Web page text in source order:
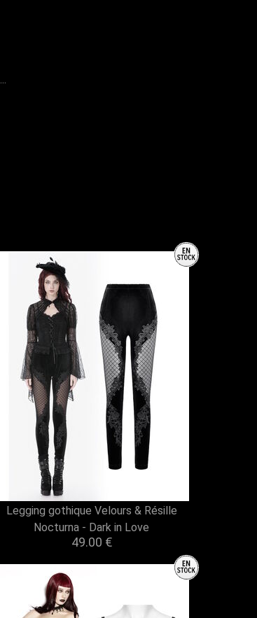
...
Legging gothique Velours & Résille
Nocturna - Dark in Love
49.00 €